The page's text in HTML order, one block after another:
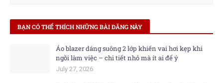
BẠN CÓ THỂ THÍCH NHỮNG BÀI ĐĂNG NÀY
Áo blazer dáng suông 2 lớp khiến vai hơi kẹp khi
ngồi làm việc – chi tiết nhỏ mà ít ai để ý
July 27, 2026